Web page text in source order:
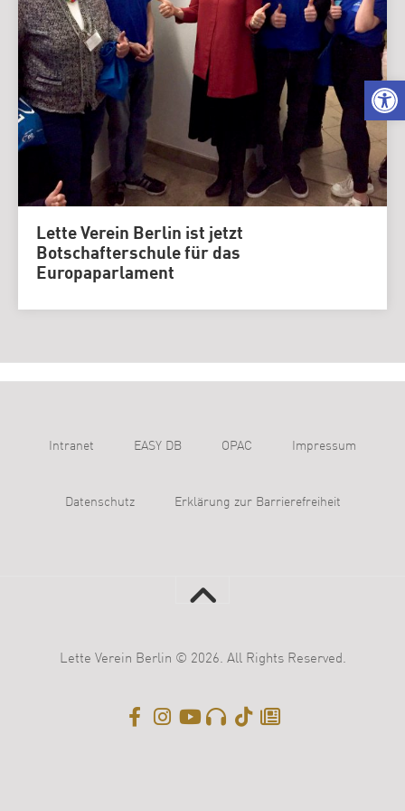
Lette Verein Berlin ist jetzt
Botschafterschule für das
Europaparlament
Intranet EASY DB OPAC Impressum
Datenschutz Erklärung zur Barrierefreiheit
Lette Verein Berlin © 2026. All Rights Reserved.